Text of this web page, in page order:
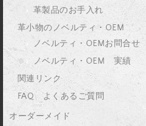
革製品のお手入れ
革小物のノベルティ・OEM
ノベルティ・OEMお問合せ
ノベルティ・OEM 実績
関連リンク
FAQ よくあるご質問
オーダーメイド